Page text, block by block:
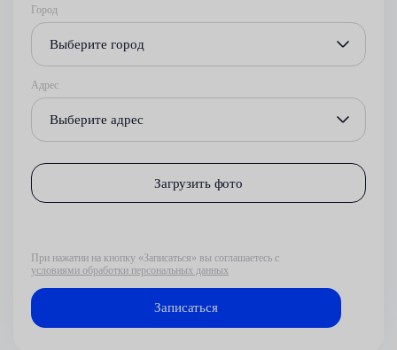
Город
Выберите город
Адрес
Выберите адрес
Загрузить фото
При нажатии на кнопку «Записаться» вы соглашаетесь с
условиями обработки персональных данных